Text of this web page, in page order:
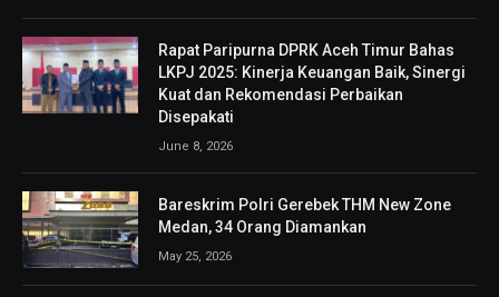
Rapat Paripurna DPRK Aceh Timur Bahas
LKPJ 2025: Kinerja Keuangan Baik, Sinergi
Kuat dan Rekomendasi Perbaikan
Disepakati
June 8, 2026
Bareskrim Polri Gerebek THM New Zone
Medan, 34 Orang Diamankan
May 25, 2026